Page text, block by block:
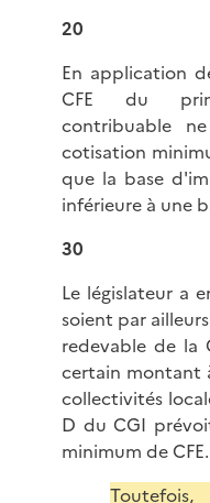
20
En application
CFE du
contribuable
cotisation
que la base
inférieure à une
30
Le législateur a
soient par
redevable de la
certain montant
collectivités
D du CGI
minimum de CFE.